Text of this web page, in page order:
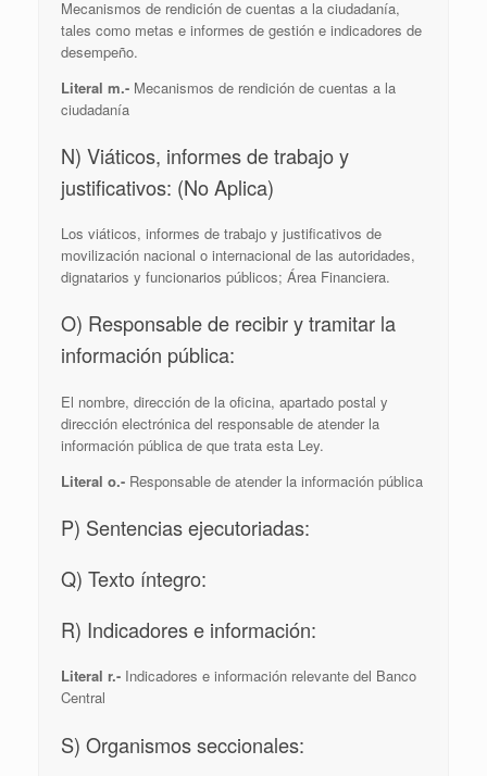
Mecanismos de rendición de cuentas a la ciudadanía,
tales como metas e informes de gestión e indicadores de
desempeño.
Literal m.- Mecanismos de rendición de cuentas a la
ciudadanía
N) Viáticos, informes de trabajo y
justificativos: (No Aplica)
Los viáticos, informes de trabajo y justificativos de
movilización nacional o internacional de las autoridades,
dignatarios y funcionarios públicos; Área Financiera.
O) Responsable de recibir y tramitar la
información pública:
El nombre, dirección de la oficina, apartado postal y
dirección electrónica del responsable de atender la
información pública de que trata esta Ley.
Literal o.- Responsable de atender la información pública
P) Sentencias ejecutoriadas:
Q) Texto íntegro:
R) Indicadores e información:
Literal r.- Indicadores e información relevante del Banco
Central
S) Organismos seccionales: